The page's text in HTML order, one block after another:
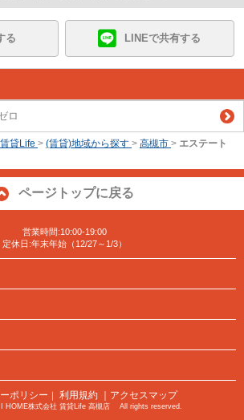
る LINEで共有する
ロ
貸Life > (賃貸)地域から探す > 高槻市 > エステート
ページトップに戻る
営業時間:10:00-19:00
定休日:年末年始（12/27～1/3）
ポリシー 利用規約 ｜アクセスマップ
HOME株式会社 賃貸Life 高槻店 All rights reserved.